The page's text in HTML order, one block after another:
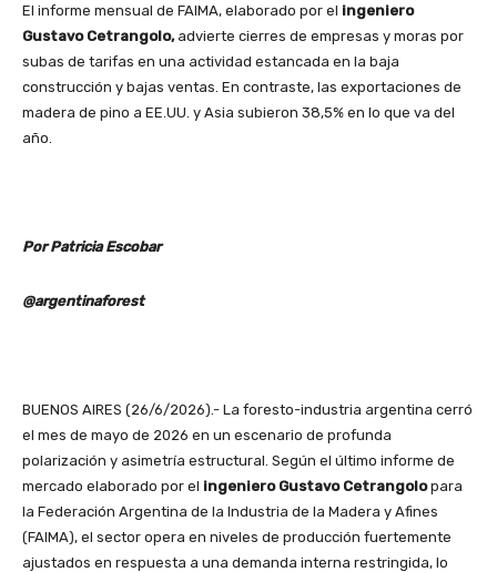
El informe mensual de FAIMA, elaborado por el ingeniero
Gustavo Cetrangolo,advierte cierres de empresas y moras por
subas de tarifas en una actividad estancada en la baja
construcción y bajas ventas. En contraste, las exportaciones de
madera de pino a EE.UU. y Asia subieron 38,5% en lo que va del
año.
Por Patricia Escobar
@argentinaforest
BUENOS AIRES (26/6/2026).- La foresto-industria argentina cerró
el mes de mayo de 2026 en un escenario de profunda
polarización y asimetría estructural. Según el último informe de
mercado elaborado por el ingeniero Gustavo Cetrangolopara
la Federación Argentina de la Industria de la Madera y Afines
(FAIMA), el sector opera en niveles de producción fuertemente
ajustados en respuesta a una demanda interna restringida, lo